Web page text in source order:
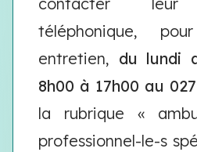
téléphonique,
entretien, du lundi
8h00 à 17h00 au
la rubrique «
professionnel-le-s